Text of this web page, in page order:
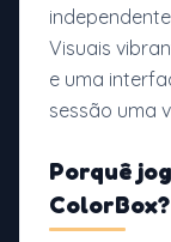
Visuais
e uma
sessão uma
Porquê
ColorBox?